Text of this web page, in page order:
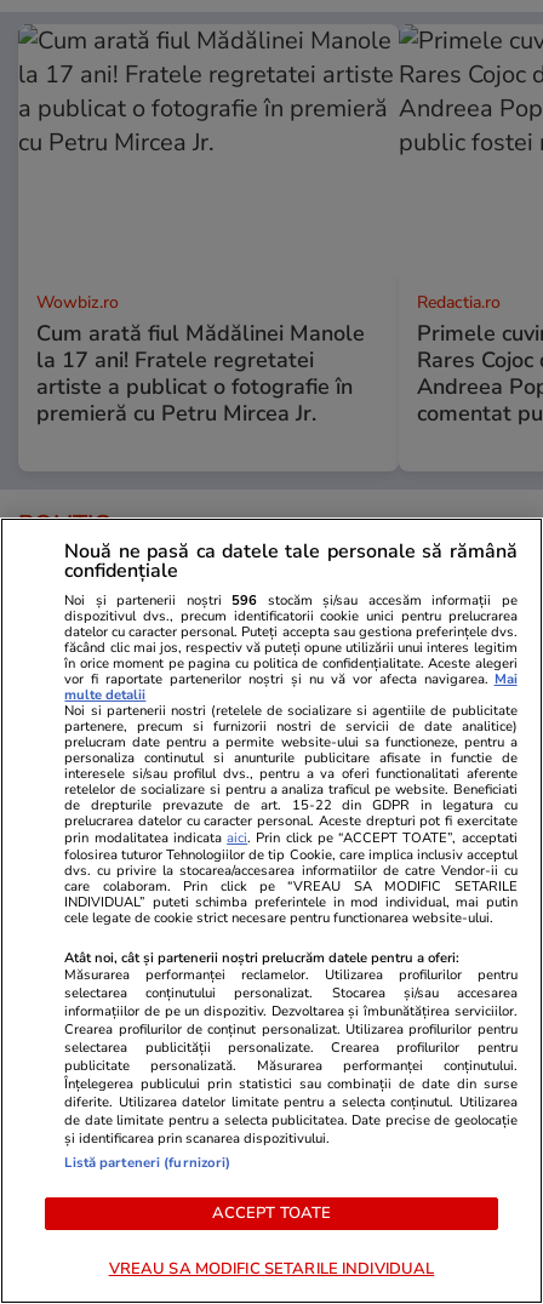
Wowbiz.ro
Cum arată fiul Mădălinei Manole
la 17 ani! Fratele regretatei
artiste a publicat o fotografie în
premieră cu Petru Mircea Jr.
Redactia.ro
Primele
Rares
Andreea
comentat
POLITIC
Interviu
Politică
Avertismentele lui Victor
Negrescu privind colaborarea cu
AUR: E un partid extremist. Nu
va pierde din sprijinul popular
dacă intră la guvernare
Politică 22 iul.
Traian Băsescu îi cere lui
Nicușor Dan să se grăbească cu
a doua desemnare de premier
și spune că „nu-l obligă nimeni”
să declanșeze alegeri anticipate
PARTENERI
Nouă ne pasă ca datele tale personale să rămână
confidențiale
Noi și partenerii noștri 596 stocăm și/sau accesăm informații pe
dispozitivul dvs., precum identificatorii cookie unici pentru prelucrarea
datelor cu caracter personal. Puteți accepta sau gestiona preferințele dvs.
făcând clic mai jos, respectiv vă puteți opune utilizării unui interes legitim
în orice moment pe pagina cu politica de confidențialitate. Aceste alegeri
vor fi raportate partenerilor noștri și nu vă vor afecta navigarea. Mai
multe detalii
Noi si partenerii nostri (retelele de socializare si agentiile de publicitate
partenere, precum si furnizorii nostri de servicii de date analitice)
prelucram date pentru a permite website-ului sa functioneze, pentru a
personaliza continutul si anunturile publicitare afisate in functie de
interesele si/sau profilul dvs., pentru a va oferi functionalitati aferente
retelelor de socializare si pentru a analiza traficul pe website. Beneficiati
de drepturile prevazute de art. 15-22 din GDPR in legatura cu
prelucrarea datelor cu caracter personal. Aceste drepturi pot fi exercitate
prin modalitatea indicataaici. Prin click pe “ACCEPT TOATE”, acceptati
folosirea tuturor Tehnologiilor de tip Cookie, care implica inclusiv acceptul
dvs. cu privire la stocarea/accesarea informatiilor de catre Vendor-ii cu
care colaboram. Prin click pe “VREAU SA MODIFIC SETARILE
INDIVIDUAL” puteti schimba preferintele in mod individual, mai putin
cele legate de cookie strict necesare pentru functionarea website-ului.
Atât noi, cât și partenerii noștri prelucrăm datele pentru a oferi:
Măsurarea performanței reclamelor. Utilizarea profilurilor pentru
selectarea conținutului personalizat. Stocarea și/sau accesarea
informațiilor de pe un dispozitiv. Dezvoltarea și îmbunătățirea serviciilor.
Crearea profilurilor de conținut personalizat. Utilizarea profilurilor pentru
selectarea publicității personalizate. Crearea profilurilor pentru
publicitate personalizată. Măsurarea performanței conținutului.
Înțelegerea publicului prin statistici sau combinații de date din surse
diferite. Utilizarea datelor limitate pentru a selecta conținutul. Utilizarea
de date limitate pentru a selecta publicitatea. Date precise de geolocație
și identificarea prin scanarea dispozitivului.
Listă parteneri (furnizori)
ACCEPT TOATE
VREAU SA MODIFIC SETARILE INDIVIDUAL